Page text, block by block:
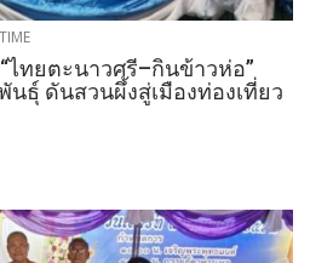
ไทยตะนาวศรี–กินข้าวห่อ”
นธุ์ ดันสวนผึ้งสู่เมืองท่องเที่ยว